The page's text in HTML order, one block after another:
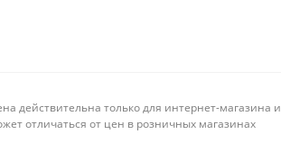
действительна только для интернет-магазина и
отличаться от цен в розничных магазинах